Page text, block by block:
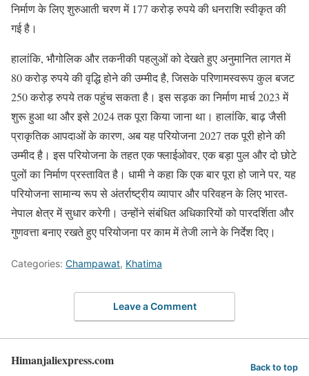
निर्माण के लिए शुरुआती चरण में 177 करोड़ रुपये की धनराशि स्वीकृत की
गई है।
हालांकि, भौगोलिक और तकनीकी पहलुओं को देखते हुए अनुमानित लागत में
80 करोड़ रुपये की वृद्धि होने की उम्मीद है, जिसके परिणामस्वरूप कुल बजट
250 करोड़ रुपये तक पहुंच सकता है। इस सड़क का निर्माण मार्च 2023 में
शुरू हुआ था और इसे 2024 तक पूरा किया जाना था। हालांकि, बाढ़ जैसी
प्राकृतिक आपदाओं के कारण, अब यह परियोजना 2027 तक पूरी होने की
उम्मीद है। इस परियोजना के तहत एक फ्लाईओवर, एक बड़ा पुल और दो छोटे
पुलों का निर्माण प्रस्तावित है। धामी ने कहा कि एक बार पूरा हो जाने पर, यह
परियोजना सामान्य रूप से अंतर्राष्ट्रीय व्यापार और परिवहन के लिए भारत-
नेपाल क्षेत्र में सुधार करेगी। उन्होंने संबंधित अधिकारियों को पारदर्शिता और
गुणवत्ता बनाए रखते हुए परियोजना पर काम में तेजी लाने के निर्देश दिए।
Categories: Champawat, Khatima
Leave a Comment
Himanjaliexpress.com Back to top